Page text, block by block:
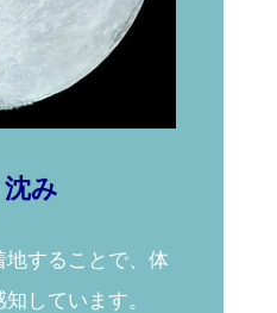
み
地することで、体
しています。